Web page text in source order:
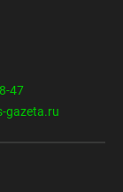
47
gazeta.ru